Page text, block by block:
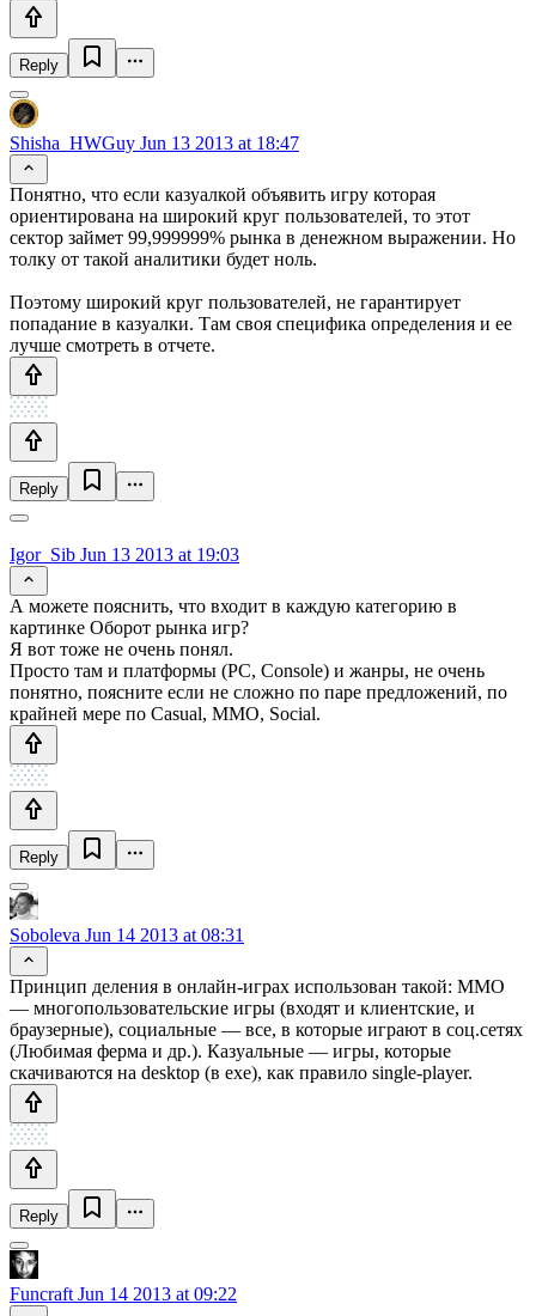
Reply
Shisha_HWGuy Jun 13 2013 at 18:47
Понятно, что если казуалкой объявить игру которая
ориентирована на широкий круг пользователей, то этот
сектор займет 99,999999% рынка в денежном выражении. Но
толку от такой аналитики будет ноль.
Поэтому широкий круг пользователей, не гарантирует
попадание в казуалки. Там своя специфика определения и ее
лучше смотреть в отчете.
Reply
Igor_Sib Jun 13 2013 at 19:03
А можете пояснить, что входит в каждую категорию в
картинке Оборот рынка игр?
Я вот тоже не очень понял.
Просто там и платформы (PC, Console) и жанры, не очень
понятно, поясните если не сложно по паре предложений, по
крайней мере по Casual, MMO, Social.
Reply
Soboleva Jun 14 2013 at 08:31
Принцип деления в онлайн-играх использован такой: ММО
— многопользовательские игры (входят и клиентские, и
браузерные), социальные — все, в которые играют в соц.сетях
(Любимая ферма и др.). Казуальные — игры, которые
скачиваются на desktop (в exe), как правило single-player.
Reply
Funcraft Jun 14 2013 at 09:22